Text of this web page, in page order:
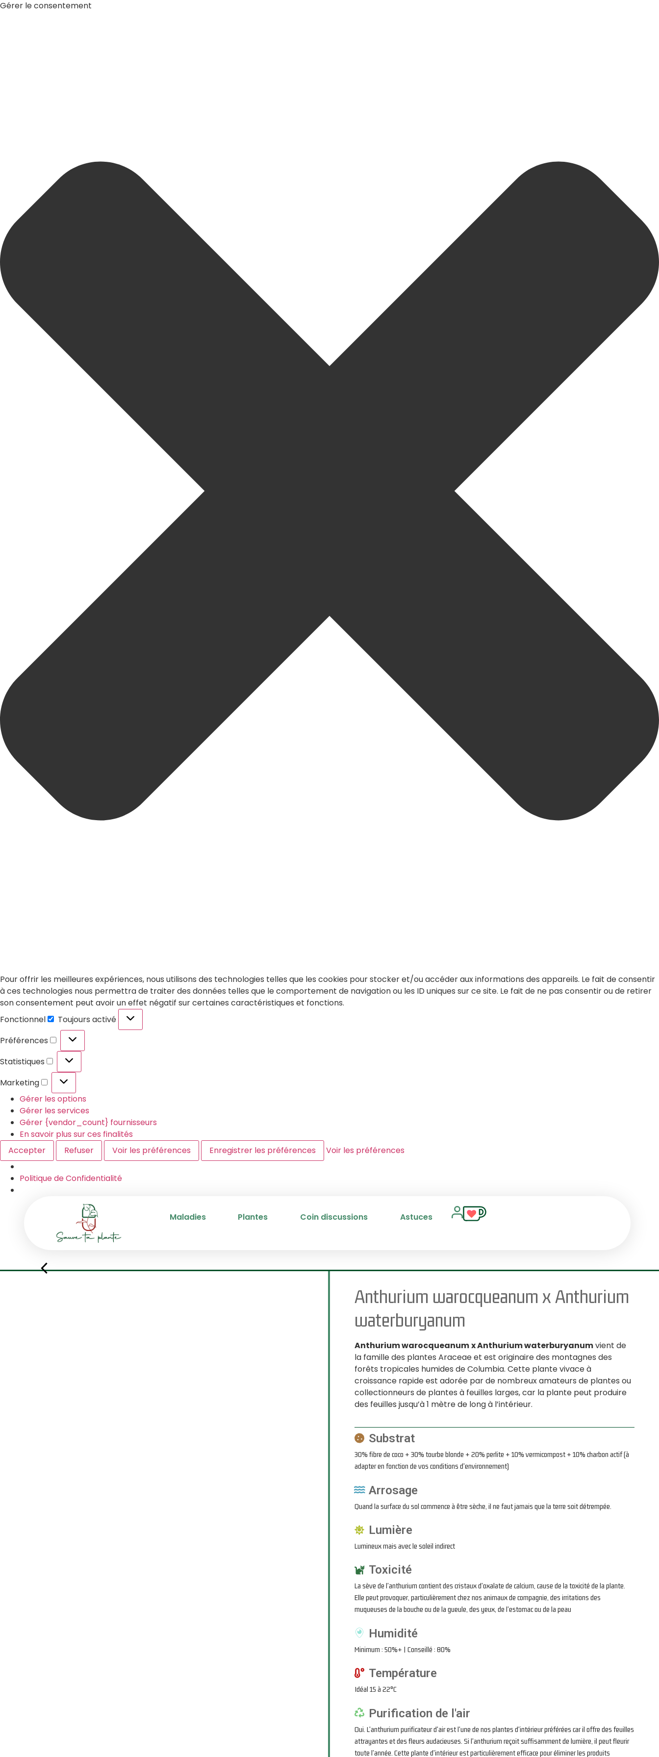
Gérer le consentement
Pour offrir les meilleures expériences, nous utilisons des technologies telles que les cookies pour stocker et/ou accéder aux informations des appareils. Le fait de consentir
à ces technologies nous permettra de traiter des données telles que le comportement de navigation ou les ID uniques sur ce site. Le fait de ne pas consentir ou de retirer
son consentement peut avoir un effet négatif sur certaines caractéristiques et fonctions.
Fonctionnel
Toujours activé
Préférences
Statistiques
Marketing
Gérer les options
Gérer les services
Gérer {vendor_count} fournisseurs
En savoir plus sur ces finalités
Accepter
Refuser Voir les préférences Enregistrer les préférences Voir les préférences
Politique de Confidentialité
Maladies Plantes Coin discussions Astuces
Anthurium warocqueanum x Anthurium
waterburyanum
Anthurium warocqueanumx Anthurium waterburyanumvient de
la famille des plantes Araceae et est originaire des montagnes des
forêts tropicales humides de Columbia. Cette plante vivace à
croissance rapide est adorée par de nombreux amateurs de plantes ou
collectionneurs de plantes à feuilles larges, car la plante peut produire
des feuilles jusqu’à 1 mètre de long à l’intérieur.
Substrat
30% fibre de coco + 30% tourbe blonde + 20% perlite + 10% vermicompost + 10% charbon actif (à
adapter en fonction de vos conditions d'environnement)
Arrosage
Quand la surface du sol commence à être sèche, il ne faut jamais que la terre soit détrempée.
Lumière
Lumineux mais avec le soleil indirect
Toxicité
La sève de l'anthurium contient des cristaux d'oxalate de calcium, cause de la toxicité de la plante.
Elle peut provoquer, particulièrement chez nos animaux de compagnie, des irritations des
muqueuses de la bouche ou de la gueule, des yeux, de l'estomac ou de la peau
Humidité
Minimum : 50%+ | Conseillé : 80%
Température
Idéal 15 à 22°C
Purification de l'air
Oui. L'anthurium purificateur d'air est l'une de nos plantes d'intérieur préférées car il offre des feuilles
attrayantes et des fleurs audacieuses. Si l'anthurium reçoit suffisamment de lumière, il peut fleurir
toute l'année. Cette plante d'intérieur est particulièrement efficace pour éliminer les produits